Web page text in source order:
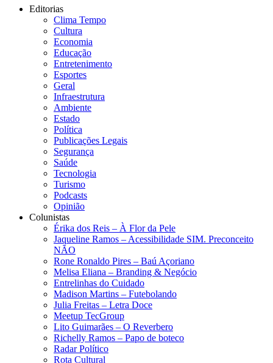
Editorias
Clima Tempo
Cultura
Economia
Educação
Entretenimento
Esportes
Geral
Infraestrutura
Ambiente
Estado
Política
Publicações Legais
Segurança
Saúde
Tecnologia
Turismo
Podcasts
Opinião
Colunistas
Érika dos Reis​ – À Flor da Pele
Jaqueline Ramos – Acessibilidade SIM. Preconceito
NÃO
Rone Ronaldo Pires – Baú Açoriano
Melisa Eliana – Branding & Negócio
Entrelinhas do Cuidado
Madison Martins – Futebolando
Julia Freitas​ – Letra Doce
Meetup TecGroup
Lito Guimarães – O Reverbero
Richelly Ramos​ – Papo de boteco
Radar Político
Rota Cultural